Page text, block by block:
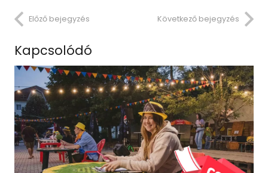
Előző bejegyzés Következő bejegyzés
Kapcsolódó